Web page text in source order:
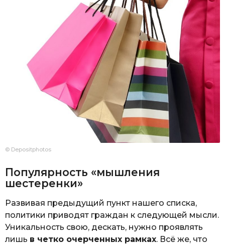
© Depositphotos
Популярность «мышления
шестеренки»
Развивая предыдущий пункт нашего списка,
политики приводят граждан к следующей мысли.
Уникальность свою, дескать, нужно проявлять
лишь в четко очерченных рамках. Всё же, что